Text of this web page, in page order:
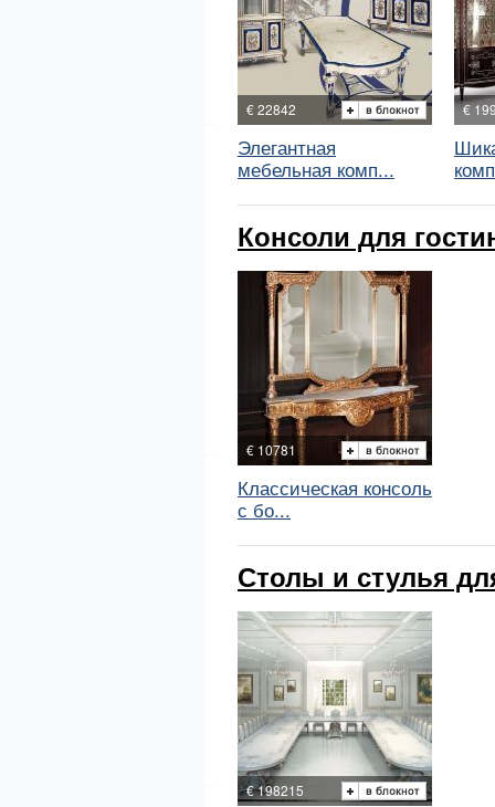
€ 22842
Элегантная
мебельная комп...
€
Консоли для
€ 10781
Классическая консоль
с бо...
Столы и стулья
€ 198215